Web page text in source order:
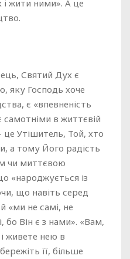
і жити ними». А це
Святий Дух є
яку Господь хоче
є «впевненість
в життєвій
це Утішитель, Той, хто
а тому Його радість
чи миттєвою
«народжується із
що навіть серед
«ми не самі, не
бо Він є з нами». «Вам,
живете нею в
її, більше